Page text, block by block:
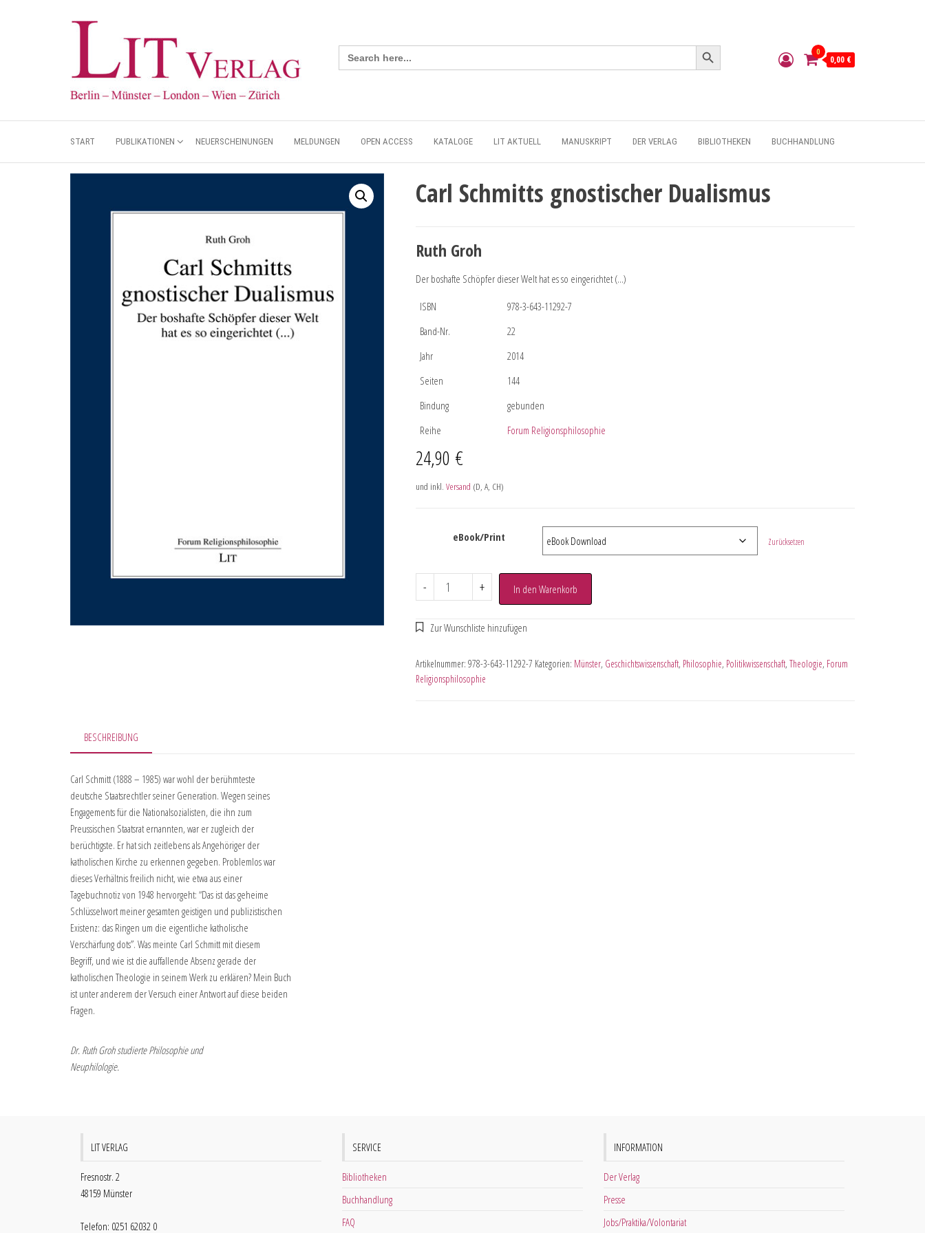
Search
for:
Search Button
0
0,00 €
START PUBLIKATIONEN NEUERSCHEINUNGEN MELDUNGEN OPEN ACCESS KATALOGE LIT AKTUELL MANUSKRIPT DER VERLAG BIBLIOTHEKEN BUCHHANDLUNG
Carl Schmitts gnostischer Dualismus
Ruth Groh
Der boshafte Schöpfer dieser Welt hat es so eingerichtet (…)
ISBN
978-3-643-11292-7
Band-Nr.
22
Jahr
2014
Seiten
144
Bindung
gebunden
Reihe
Forum Religionsphilosophie
24,90 €
und inkl. Versand (D, A, CH)
eBook/Print Zurücksetzen
- + In den Warenkorb
Artikelnummer: 978-3-643-11292-7 Kategorien: Münster, Geschichtswissenschaft, Philosophie, Politikwissenschaft, Theologie, Forum
Religionsphilosophie
BESCHREIBUNG
Carl Schmitt (1888 – 1985) war wohl der berühmteste
deutsche Staatsrechtler seiner Generation. Wegen seines
Engagements für die Nationalsozialisten, die ihn zum
Preussischen Staatsrat ernannten, war er zugleich der
berüchtigste. Er hat sich zeitlebens als Angehöriger der
katholischen Kirche zu erkennen gegeben. Problemlos war
dieses Verhältnis freilich nicht, wie etwa aus einer
Tagebuchnotiz von 1948 hervorgeht: “Das ist das geheime
Schlüsselwort meiner gesamten geistigen und publizistischen
Existenz: das Ringen um die eigentliche katholische
Verschärfung dots”. Was meinte Carl Schmitt mit diesem
Begriff, und wie ist die auffallende Absenz gerade der
katholischen Theologie in seinem Werk zu erklären? Mein Buch
ist unter anderem der Versuch einer Antwort auf diese beiden
Fragen.
Dr. Ruth Groh studierte Philosophie und
Neuphilologie.
LIT VERLAG
Fresnostr. 2
48159 Münster
Telefon: 0251 62032 0
SERVICE
Bibliotheken
Buchhandlung
FAQ
INFORMATION
Der Verlag
Presse
Jobs/Praktika/Volontariat